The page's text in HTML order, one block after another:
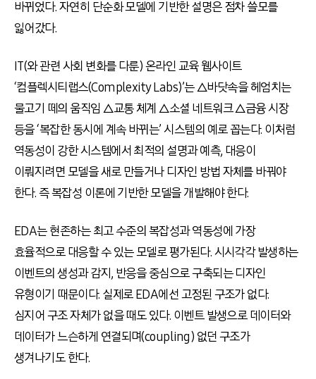
바뀌었다. 자연히 단순화 모델에 기반한 설명은 점차 쓸모를
잃어갔다.
IT(와 관련 사회 변화를 다룬) 온라인 교육 웹사이트
‘컴플렉시티랩스(Complexity Labs)’는 △바닷속을 헤엄치는
물고기 떼의 움직임 △교통 체계 △소셜 네트워크 △금융 시장
등을 ‘복잡한 동시에 계속 바뀌는’ 시스템의 예로 꼽는다. 이처럼
역동성이 강한 시스템에서 최적의 설명과 예측, 대응이
이뤄지려면 모델을 새로 만들거나 디자인 방법 자체를 바꿔야
한다. 즉 복잡성 이론에 기반한 모델을 개발해야 한다.
EDA는 현존하는 최고 수준의 복잡성과 역동성에 가장
효율적으로 대응할 수 있는 모델로 평가된다. 시시각각 발생하는
이벤트의 생성과 감지, 반응을 중심으로 구축되는 디자인
유형이기 때문이다. 실제로 EDA에선 고정된 구조가 없다.
심지어 구조 자체가 없을 때도 있다. 이벤트 발생으로 데이터와
데이터가 느슨하게 연결되며(coupling) 없던 구조가
생겨나기도 한다.